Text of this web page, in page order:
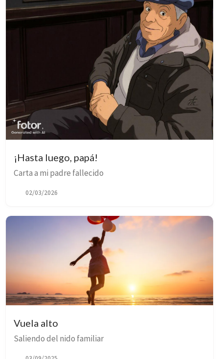
¡Hasta luego, papá!
Carta a mi padre fallecido
02/03/2026
Vuela alto
Saliendo del nido familiar